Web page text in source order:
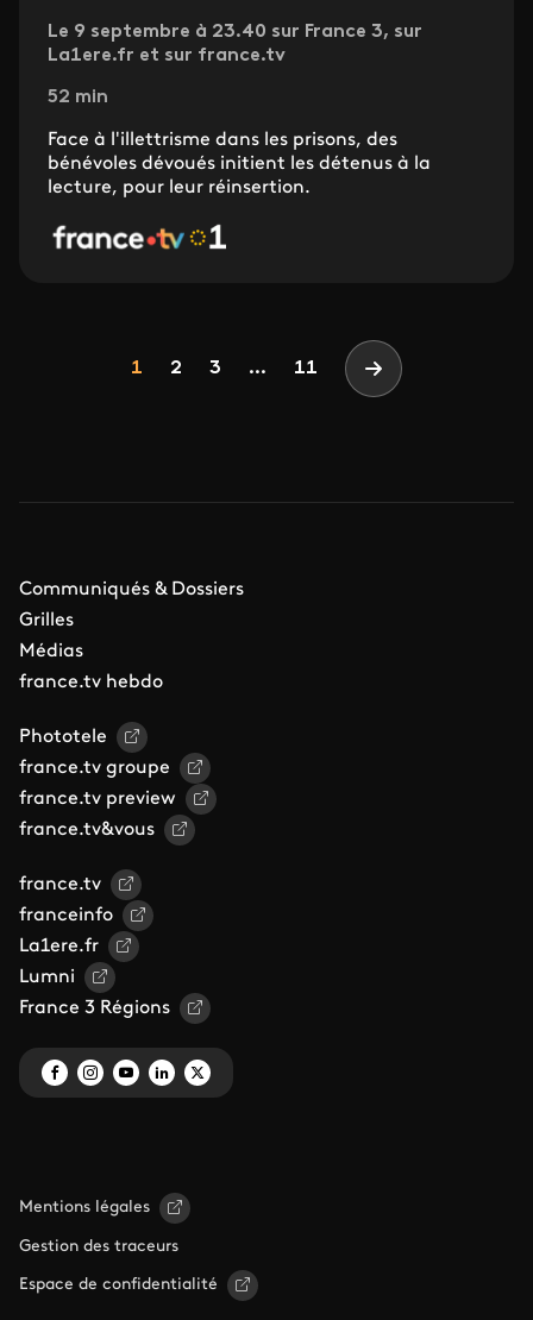
Le 9 septembre à 23.40 sur France 3, sur
La1ere.fr et sur france.tv
52 min
Face à l'illettrisme dans les prisons, des
bénévoles dévoués initient les détenus à la
lecture, pour leur réinsertion.
Page
1 Page
2 Page
3 ... 11 Page suivante
Communiqués & Dossiers
Grilles
Médias
france.tv hebdo
Phototele
france.tv groupe
france.tv preview
france.tv&vous
france.tv
franceinfo
La1ere.fr
Lumni
France 3 Régions
Mentions légales
Gestion des traceurs
Espace de confidentialité